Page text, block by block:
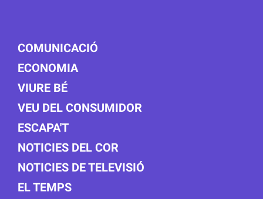
COMUNICACIÓ
ECONOMIA
VIURE BÉ
VEU DEL CONSUMIDOR
ESCAPA'T
NOTICIES DEL COR
NOTICIES DE TELEVISIÓ
EL TEMPS